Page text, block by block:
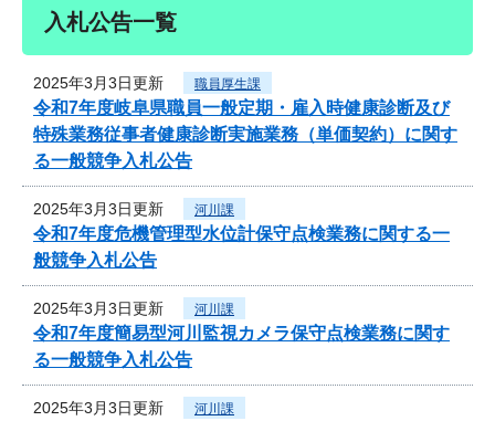
入札公告一覧
2025年3月3日更新 職員厚生課
令和7年度岐阜県職員一般定期・雇入時健康診断及び
特殊業務従事者健康診断実施業務（単価契約）に関す
る一般競争入札公告
2025年3月3日更新 河川課
令和7年度危機管理型水位計保守点検業務に関する一
般競争入札公告
2025年3月3日更新 河川課
令和7年度簡易型河川監視カメラ保守点検業務に関す
る一般競争入札公告
2025年3月3日更新 河川課